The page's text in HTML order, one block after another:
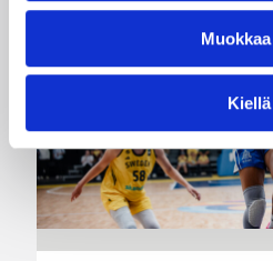
Muokkaa
Kiellä